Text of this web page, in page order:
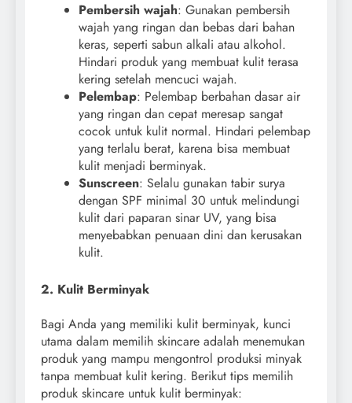
Pembersih wajah: Gunakan pembersih
wajah yang ringan dan bebas dari bahan
keras, seperti sabun alkali atau alkohol.
Hindari produk yang membuat kulit terasa
kering setelah mencuci wajah.
Pelembap: Pelembap berbahan dasar air
yang ringan dan cepat meresap sangat
cocok untuk kulit normal. Hindari pelembap
yang terlalu berat, karena bisa membuat
kulit menjadi berminyak.
Sunscreen: Selalu gunakan tabir surya
dengan SPF minimal 30 untuk melindungi
kulit dari paparan sinar UV, yang bisa
menyebabkan penuaan dini dan kerusakan
kulit.
2. Kulit Berminyak
Bagi Anda yang memiliki kulit berminyak, kunci
utama dalam memilih skincare adalah menemukan
produk yang mampu mengontrol produksi minyak
tanpa membuat kulit kering. Berikut tips memilih
produk skincare untuk kulit berminyak: